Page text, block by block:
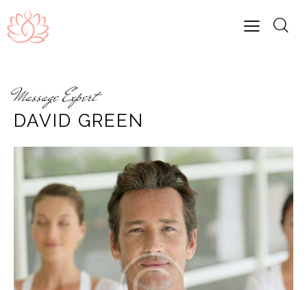
Massage Expert
DAVID GREEN